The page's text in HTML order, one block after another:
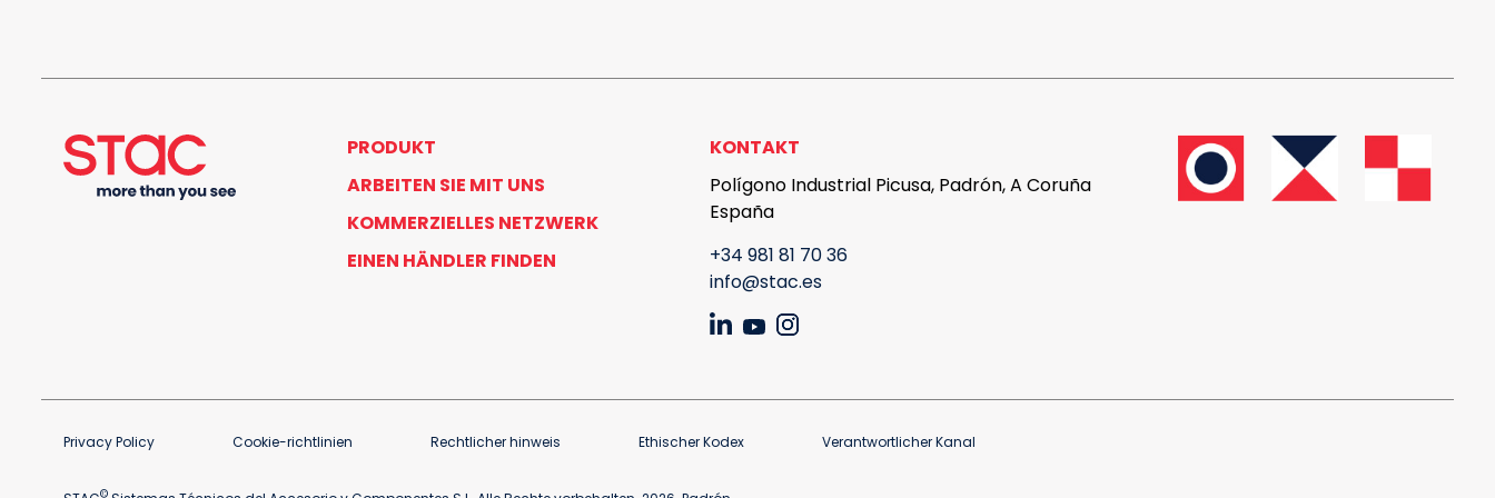
PRODUKT
ARBEITEN SIE MIT UNS
KOMMERZIELLES NETZWERK
EINEN HÄNDLER FINDEN
KONTAKT
Polígono Industrial Picusa, Padrón, A Coruña
España
+34 981 81 70 36
info@stac.es
Privacy Policy Cookie-richtlinien Rechtlicher hinweis Ethischer Kodex Verantwortlicher Kanal
©